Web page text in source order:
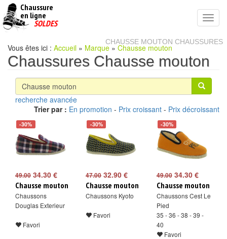
Chaussure
en ligne
pas
SOLDES
CHAUSSE MOUTON CHAUSSURES
Vous êtes ici : Accueil » Marque » Chausse mouton
Chaussures Chausse mouton
recherche avancée
Trier par : En promotion - Prix croissant - Prix décroissant
-30%
49.00 34.30 €
Chausse mouton
Chaussons
Douglas Exterieur
Favori
-30%
47.0032.90 €
Chausse mouton
Chaussons Kyoto
Favori
-30%
49.0034.30 €
Chausse mouton
Chaussons Cest Le
Pied
35 - 36 - 38 - 39 -
40
Favori